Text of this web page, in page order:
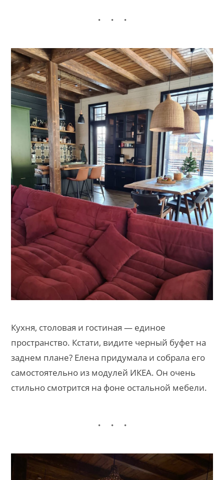
Кухня, столовая и гостиная — единое
пространство. Кстати, видите черный буфет на
заднем плане? Елена придумала и собрала его
самостоятельно из модулей ИКЕА. Он очень
стильно смотрится на фоне остальной мебели.